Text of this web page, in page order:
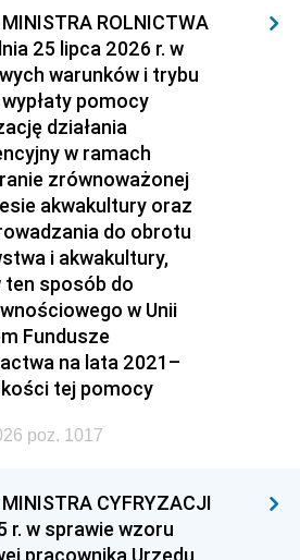
ROLNICTWA
25 lipca 2026 r. w
warunków i trybu
pomocy
działania
w ramach
zrównoważonej
akwakultury oraz
do obrotu
i akwakultury,
sposób do
w Unii
Fundusze
na lata 2021–
tej pomocy
poz. 1017
CYFRYZACJI
r. w sprawie wzoru
pracownika Urzędu